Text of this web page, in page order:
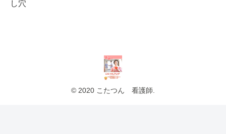
し穴
© 2020 こたつん 看護師.